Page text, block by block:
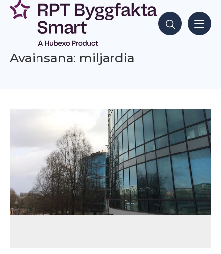
Siirry
sisältöön
Hae sisältöjä
Avainsana: miljardia